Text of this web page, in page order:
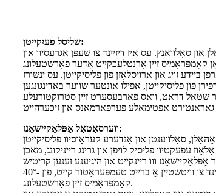
שליסל פֿעיִקייטן:
סאָלוואַנץ. עס איז דיזיינד צו שעפּן אַגרעסיוו און
זויג און אַרויסלאָזן פון פליסיקייטן. עס ינשורז
דראט, וואס פארבעסערט זיין סטרוקטורעלע
ווערסאַטאַל אַפּלאַקיישאַנז:
עפעקטיוו פליסיק לויפן און גרינג רייניקונג, מאכן
טעמפּעראַטור קייט: דער כעמישער זויג און צושטעל שלאַנג איז דיזיינד צו וויטשטיין אַ ברייט טעמפּעראַטור קייט, פון -40°C ביז +100°C. דאָס ערמעגליכט עס צו שעפּן ביידע הייסע און קאַלטע פליסיקייטן אָן
קאָמפּראָמיס זיין פאָרשטעלונג.